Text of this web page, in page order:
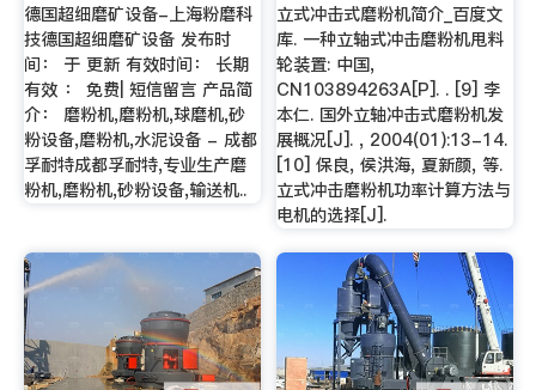
德国超细磨矿设备-上海粉磨科
技德国超细磨矿设备 发布时
间： 于 更新 有效时间： 长期
有效 ： 免费| 短信留言 产品简
介： 磨粉机,磨粉机,球磨机,砂
粉设备,磨粉机,水泥设备 - 成都
孚耐特成都孚耐特,专业生产磨
粉机,磨粉机,砂粉设备,输送机..
立式冲击式磨粉机简介_百度文
库. 一种立轴式冲击磨粉机甩料
轮装置: 中国,
CN103894263A[P]. . [9] 李
本仁. 国外立轴冲击式磨粉机发
展概况[J]. , 2004(01):13-14.
[10] 保良, 侯洪海, 夏新颜, 等.
立式冲击磨粉机功率计算方法与
电机的选择[J].